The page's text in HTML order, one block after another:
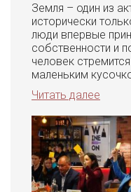
Земля – один из
исторически
люди впервые
собственности и
человек
маленьким
Читать далее